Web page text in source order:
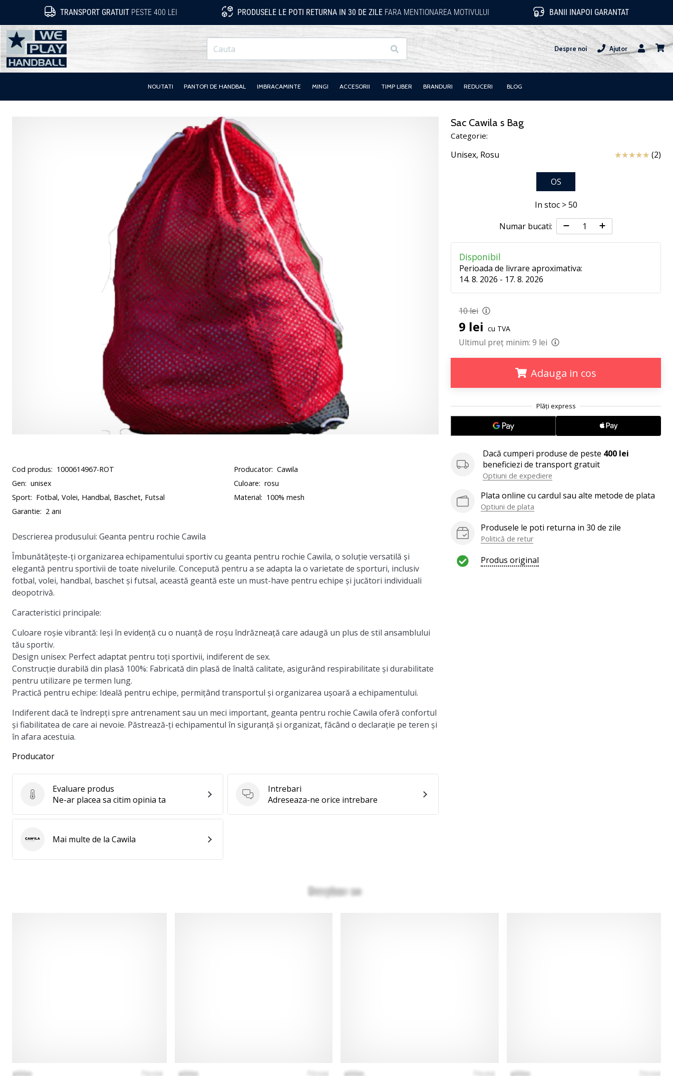
TRANSPORT GRATUITPESTE 400 LEI PRODUSELE LE POTI RETURNA IN 30 DE ZILEFARA MENTIONAREA MOTIVULUI BANII INAPOI GARANTAT
WePlayHandball.ro
Cauta Despre noi
Ajutor
Utilizator
NOUTATI PANTOFI DE HANDBAL IMBRACAMINTE MINGI ACCESORII TIMP LIBER BRANDURI REDUCERI BLOG
Sac Cawila s Bag
Categorie:
Unisex, Rosu Review (2)
OS
In stoc > 50
Numar bucati:
Disponibil
Perioada de livrare aproximativa:
14. 8. 2026 - 17. 8. 2026
10 lei
9 lei cu TVA
Ultimul preț minim: 9 lei
Adauga in cos
Dacă cumperi produse de peste 400 lei
beneficiezi de transport gratuit
Optiuni de expediere
Plata online cu cardul sau alte metode de plata
Optiuni de plata
Produsele le poti returna in 30 de zile
Politică de retur
Produs original
Cod produs: 1000614967-ROT Producator: Cawila
Gen: unisex Culoare: rosu
Sport: Fotbal, Volei, Handbal, Baschet, Futsal Material: 100% mesh
Garantie: 2 ani
Descrierea produsului: Geanta pentru rochie Cawila
Îmbunătățește-ți organizarea echipamentului sportiv cu geanta pentru rochie Cawila, o soluție versatilă și
elegantă pentru sportivii de toate nivelurile. Concepută pentru a se adapta la o varietate de sporturi, inclusiv
fotbal, volei, handbal, baschet și futsal, această geantă este un must-have pentru echipe și jucători individuali
deopotrivă.
Caracteristici principale:
Culoare roșie vibrantă: Ieși în evidență cu o nuanță de roșu îndrăzneață care adaugă un plus de stil ansamblului
tău sportiv.
Design unisex: Perfect adaptat pentru toți sportivii, indiferent de sex.
Construcție durabilă din plasă 100%: Fabricată din plasă de înaltă calitate, asigurând respirabilitate și durabilitate
pentru utilizare pe termen lung.
Practică pentru echipe: Ideală pentru echipe, permițând transportul și organizarea ușoară a echipamentului.
Indiferent dacă te îndrepți spre antrenament sau un meci important, geanta pentru rochie Cawila oferă confortul
și fiabilitatea de care ai nevoie. Păstrează-ți echipamentul în siguranță și organizat, făcând o declarație pe teren și
în afara acestuia.
Producator
Evaluare produs
Evaluare produs
Ne-ar placea sa citim opinia ta
Intrebari
Intrebari
Adreseaza-ne orice intrebare
CawilaMai multe de la Cawila